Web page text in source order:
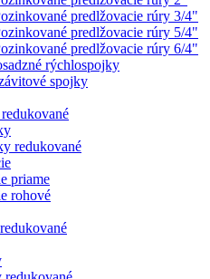
predlžovacie rúry 3/4"
predlžovacie rúry 5/4"
predlžovacie rúry 6/4"
rýchlospojky
spojky
redukované
priame
rohové